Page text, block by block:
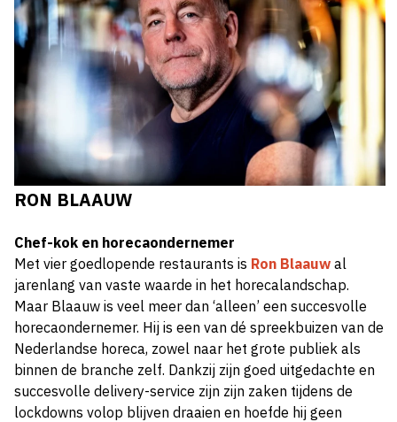
RON BLAAUW
Chef-kok en horecaondernemer
Met vier goedlopende restaurants is Ron Blaauw al
jarenlang van vaste waarde in het horecalandschap.
Maar Blaauw is veel meer dan ‘alleen’ een succesvolle
horecaondernemer. Hij is een van dé spreekbuizen van de
Nederlandse horeca, zowel naar het grote publiek als
binnen de branche zelf. Dankzij zijn goed uitgedachte en
succesvolle delivery-service zijn zijn zaken tijdens de
lockdowns volop blijven draaien en hoefde hij geen